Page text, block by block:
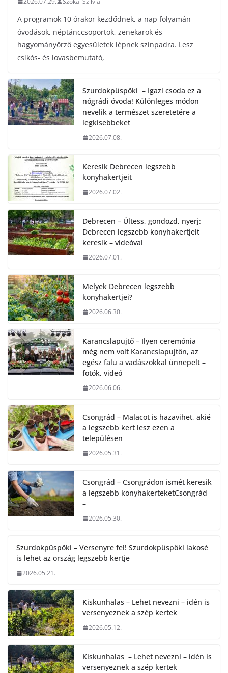
A programok 10 órakor kezdődnek, a nap folyamán
óvodások, néptánccsoportok, zenekarok és
hagyományőrző egyesületek lépnek színpadra. Lesz
csikós- és lovasbemutató,
Szurdokpüspöki – Igazi csoda ez a
nógrádi óvoda! Különleges módon
nevelik a természet szeretetére a
legkisebbeket
2026.07.08.
Keresik Debrecen legszebb
konyhakertjeit
2026.07.02.
Debrecen – Ültess, gondozd, nyerj:
Debrecen legszebb konyhakertjeit
keresik – videóval
2026.07.01.
Melyek Debrecen legszebb
konyhakertjei?
2026.06.30.
Karancslapujtő – Ilyen ceremónia
még nem volt Karancslapujtőn, az
egész falu a vadászokkal ünnepelt –
fotók, videó
2026.06.06.
Csongrád – Malacot is hazavihet, akié
a legszebb kert lesz ezen a
településen
2026.05.31.
Csongrád – Csongrádon ismét keresik
a legszebb konyhakerteketCsongrád
–
2026.05.30.
Szurdokpüspöki – Versenyre fel! Szurdokpüspöki lakosé
is lehet az ország legszebb kertje
2026.05.21.
Kiskunhalas – Lehet nevezni – idén is
versenyeznek a szép kertek
2026.05.12.
Kiskunhalas – Lehet nevezni – idén is
versenyeznek a szép kertek